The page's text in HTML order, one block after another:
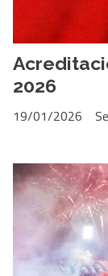
2026
19/01/2026